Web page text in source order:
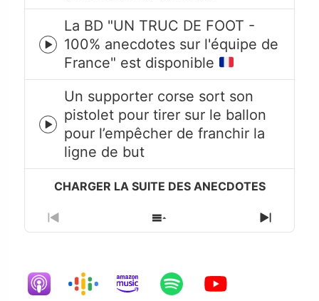
Episode
play
icon
La BD "UN TRUC DE FOOT -
100% anecdotes sur l'équipe de
France" est disponible
Episode
play
icon
Un supporter corse sort son
pistolet pour tirer sur le ballon
pour l’empêcher de franchir la
ligne de but
Previous
Episode
Show
Episodes
Next
Episode